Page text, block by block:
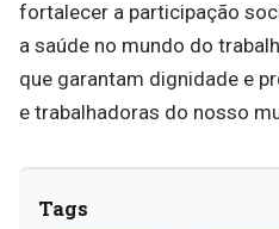
fortalecer a participação
a saúde no mundo do
que garantam dignidade e
e trabalhadoras do nosso
Tags